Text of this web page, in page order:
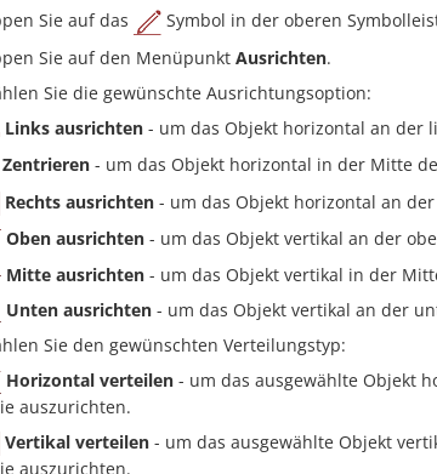
Sie auf das
Symbol in der oberen
Sie auf den Menüpunkt Ausrichten.
Sie die gewünschte Ausrichtungsoption:
Links ausrichten - um das Objekt horizontal an der
Zentrieren - um das Objekt horizontal in der Mitte
Rechts ausrichten - um das Objekt horizontal an
Oben ausrichten - um das Objekt vertikal an der
Mitte ausrichten - um das Objekt vertikal in der
Unten ausrichten - um das Objekt vertikal an der
Sie den gewünschten Verteilungstyp:
Horizontal verteilen - um das ausgewählte Objekt
auszurichten.
Vertikal verteilen - um das ausgewählte Objekt
auszurichten.